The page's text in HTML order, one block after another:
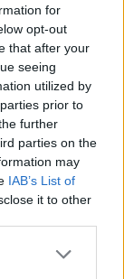
for
opt-out
that after your
seeing
utilized by
prior to
further
parties on the
may
IAB’s List of
it to other